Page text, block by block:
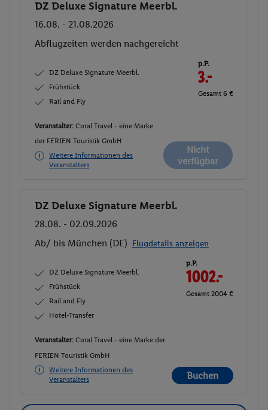
Buchen
DZ Deluxe Signature Meerbl.
16.08. - 21.08.2026
Abflugzeiten werden nachgereicht
DZ Deluxe Signature Meerbl.
Frühstück
Rail and Fly
p.P.
3.-
Gesamt 6 €
Veranstalter: Coral Travel - eine Marke
der FERIEN Touristik GmbH
Weitere Informationen des
Veranstalters
Nicht
verfügbar
Buchen
DZ Deluxe Signature Meerbl.
28.08. - 02.09.2026
Ab/ bis München (DE) Flugdetails anzeigen
DZ Deluxe Signature Meerbl.
Frühstück
Rail and Fly
Hotel-Transfer
p.P.
1002.-
Gesamt 2004 €
Veranstalter: Coral Travel - eine Marke der
FERIEN Touristik GmbH
Weitere Informationen des
Veranstalters
Buchen